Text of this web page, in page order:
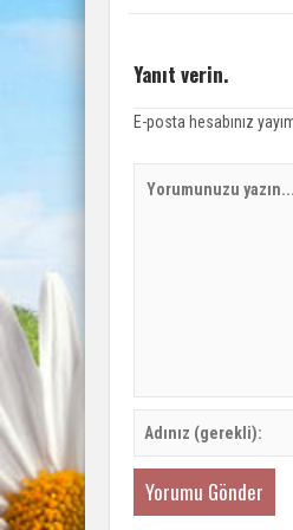
Yanıt verin.
E-posta hesabınız